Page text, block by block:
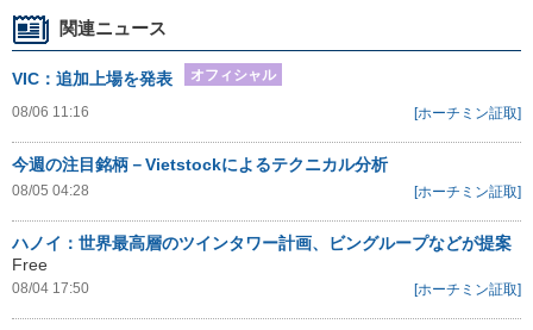
関連ニュース
VIC：追加上場を発表 オフィシャル
08/06 11:16 [ホーチミン証取]
今週の注目銘柄－Vietstockによるテクニカル分析
08/05 04:28 [ホーチミン証取]
ハノイ：世界最高層のツインタワー計画、ビングループなどが提案
Free
08/04 17:50 [ホーチミン証取]